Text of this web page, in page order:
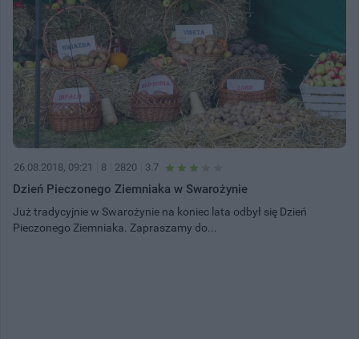
26.08.2018, 09:21 8 2820 3.7
Dzień Pieczonego Ziemniaka w Swarożynie
Już tradycyjnie w Swarożynie na koniec lata odbył się Dzień
Pieczonego Ziemniaka. Zapraszamy do...